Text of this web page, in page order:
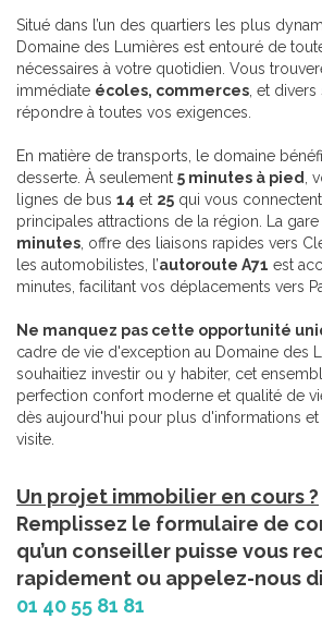
Situé dans l’un des quartiers les plus
Domaine des Lumières est entouré de
nécessaires à votre quotidien. Vous
immédiate écoles, commerces, et divers
répondre à toutes vos exigences.
En matière de transports, le domaine
desserte. À seulement 5 minutes à pied,
lignes de bus 14 et 25 qui vous
principales attractions de la région. La gare
minutes, offre des liaisons rapides vers
les automobilistes, l’autoroute A71 est
minutes, facilitant vos déplacements vers
Ne manquez pas cette opportunité
cadre de vie d'exception au Domaine des
souhaitiez investir ou y habiter, cet
perfection confort moderne et qualité de
dès aujourd'hui pour plus d'informations
visite.
Un projet immobilier en cours ?
Remplissez le formulaire de
qu’un conseiller puisse vous
rapidement ou appelez-nous
01 40 55 81 81